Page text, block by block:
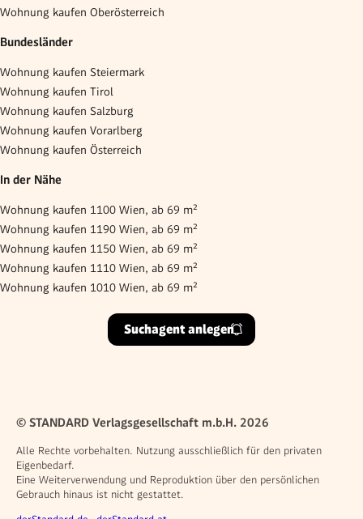
Wohnung kaufen Oberösterreich
Bundesländer
Wohnung kaufen Steiermark
Wohnung kaufen Tirol
Wohnung kaufen Salzburg
Wohnung kaufen Vorarlberg
Wohnung kaufen Österreich
In der Nähe
Wohnung kaufen 1100 Wien, ab 69 m²
Wohnung kaufen 1190 Wien, ab 69 m²
Wohnung kaufen 1150 Wien, ab 69 m²
Wohnung kaufen 1110 Wien, ab 69 m²
Wohnung kaufen 1010 Wien, ab 69 m²
Suchagent anlegen
© STANDARD Verlagsgesellschaft m.b.H. 2026
Alle Rechte vorbehalten. Nutzung ausschließlich für den privaten
Eigenbedarf.
Eine Weiterverwendung und Reproduktion über den persönlichen
Gebrauch hinaus ist nicht gestattet.